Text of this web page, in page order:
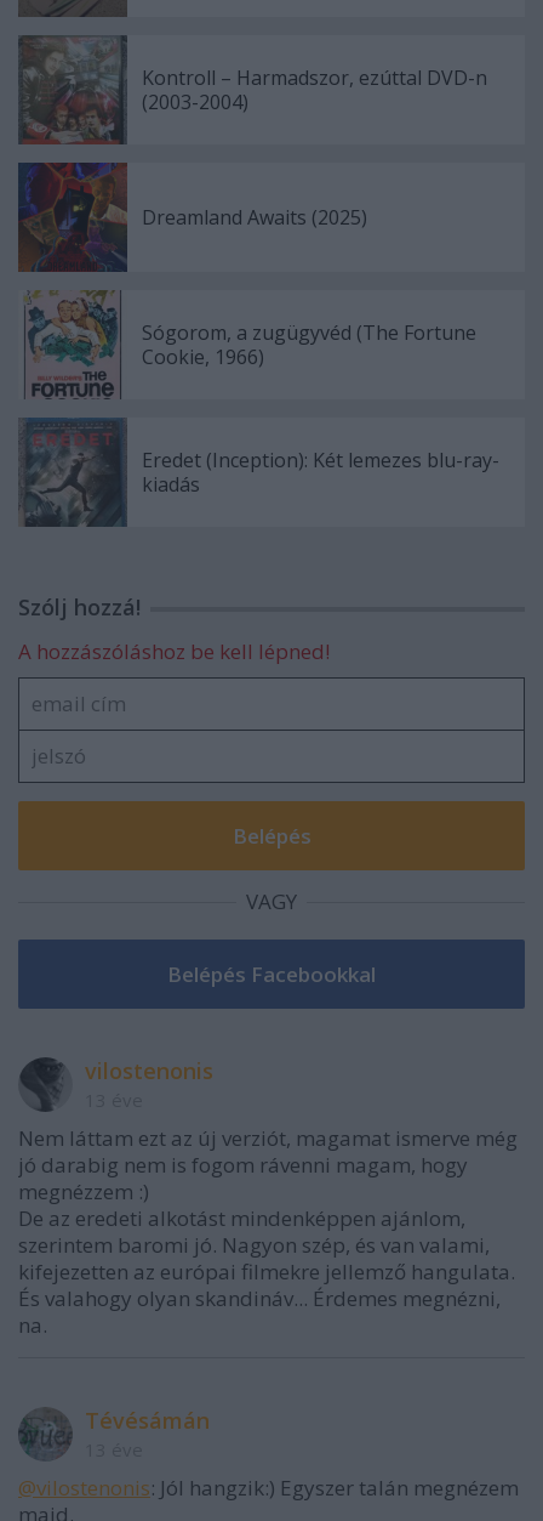
Kontroll – Harmadszor, ezúttal DVD-n
(2003-2004)
Dreamland Awaits (2025)
Sógorom, a zugügyvéd (The Fortune
Cookie, 1966)
Eredet (Inception): Két lemezes blu-ray-
kiadás
Szólj hozzá!
A hozzászóláshoz be kell lépned!
VAGY
vilostenonis
Nem láttam ezt az új verziót, magamat ismerve még
jó darabig nem is fogom rávenni magam, hogy
megnézzem :)
De az eredeti alkotást mindenképpen ajánlom,
szerintem baromi jó. Nagyon szép, és van valami,
kifejezetten az európai filmekre jellemző hangulata.
És valahogy olyan skandináv... Érdemes megnézni,
na.
Tévésámán
@vilostenonis: Jól hangzik:) Egyszer talán megnézem
majd.